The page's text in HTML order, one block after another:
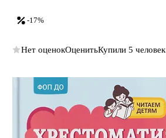
-17%
Нет оценокОценитьКупили 5 человек